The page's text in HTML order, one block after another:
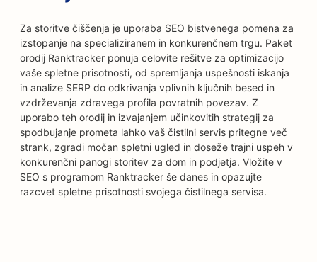
Za storitve čiščenja je uporaba SEO bistvenega pomena za
izstopanje na specializiranem in konkurenčnem trgu. Paket
orodij Ranktracker ponuja celovite rešitve za optimizacijo
vaše spletne prisotnosti, od spremljanja uspešnosti iskanja
in analize SERP do odkrivanja vplivnih ključnih besed in
vzdrževanja zdravega profila povratnih povezav. Z
uporabo teh orodij in izvajanjem učinkovitih strategij za
spodbujanje prometa lahko vaš čistilni servis pritegne več
strank, zgradi močan spletni ugled in doseže trajni uspeh v
konkurenčni panogi storitev za dom in podjetja. Vložite v
SEO s programom Ranktracker še danes in opazujte
razcvet spletne prisotnosti svojega čistilnega servisa.